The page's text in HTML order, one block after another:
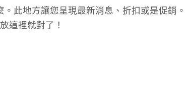
此地方讓您呈現最新消息、折扣或是促銷。
這裡就對了！